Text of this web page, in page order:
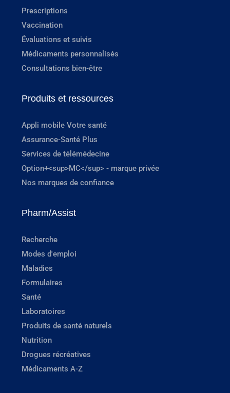
Prescriptions
Vaccination
Évaluations et suivis
Médicaments personnalisés
Consultations bien-être
Produits et ressources
Appli mobile Votre santé
Assurance-Santé Plus
Services de télémédecine
Option+<sup>MC</sup> - marque privée
Nos marques de confiance
Pharm/Assist
Recherche
Modes d'emploi
Maladies
Formulaires
Santé
Laboratoires
Produits de santé naturels
Nutrition
Drogues récréatives
Médicaments A-Z